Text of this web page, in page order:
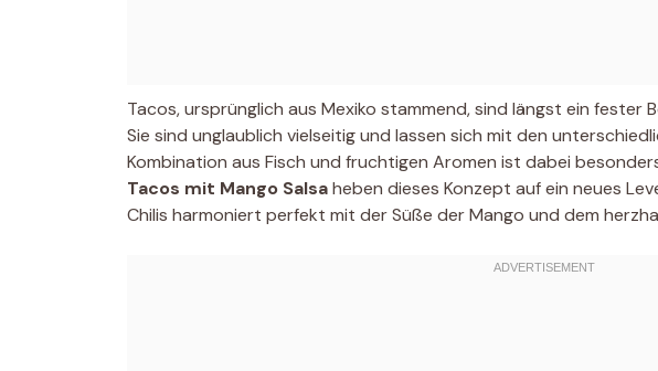
Tacos, ursprünglich aus Mexiko stammend, sind längst ein fester
Sie sind unglaublich vielseitig und lassen sich mit den
Kombination aus Fisch und fruchtigen Aromen ist dabei
Tacos mit Mango Salsaheben dieses Konzept auf ein neues
Chilis harmoniert perfekt mit der Süße der Mango und dem